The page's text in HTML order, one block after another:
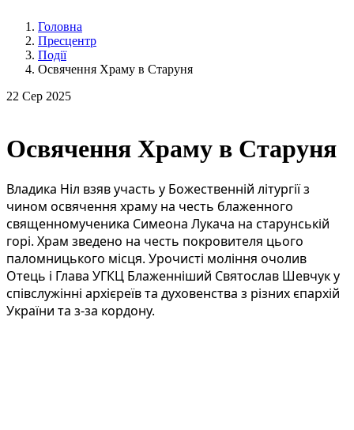
Головна
Пресцентр
Події
Освячення Храму в Старуня
22 Сер 2025
Освячення Храму в Старуня
Владика Ніл взяв участь у Божественній літургії з
чином освячення храму на честь блаженного
священномученика Симеона Лукача на старунській
горі. Храм зведено на честь покровителя цього
паломницького місця. Урочисті моління очолив
Отець і Глава УГКЦ Блаженніший Святослав Шевчук у
співслужінні архієреїв та духовенства з різних єпархій
України та з-за кордону.